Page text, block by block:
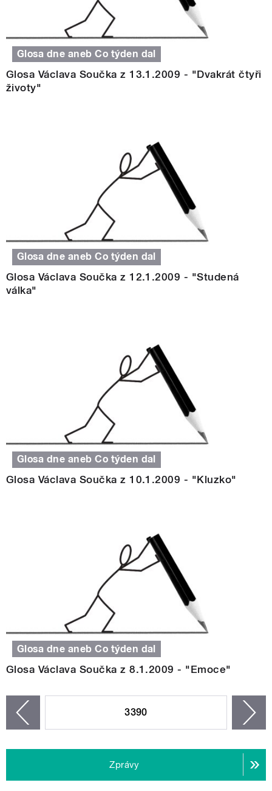
Glosa dne aneb Co týden dal
Glosa Václava Součka z 13.1.2009 - "Dvakrát čtyři
životy"
Glosa dne aneb Co týden dal
Glosa Václava Součka z 12.1.2009 - "Studená
válka"
Glosa dne aneb Co týden dal
Glosa Václava Součka z 10.1.2009 - "Kluzko"
Glosa dne aneb Co týden dal
Glosa Václava Součka z 8.1.2009 - "Emoce"
3390
Zprávy